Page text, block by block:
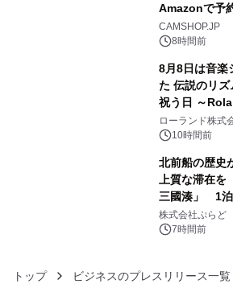
Amazonで予
CAMSHOP.JP
8時間前
8月8日は音楽
た 伝説のリ
祝う日 ～
を展示しての
催 英国ラジ
ラムや、「
アーティスト
メーションを
ローランド株式
10時間前
北前船の歴史
上質な滞在を
三國湊」 1泊
株式会社ぷらど
7時間前
トップ ビジネスのプレスリリース一覧